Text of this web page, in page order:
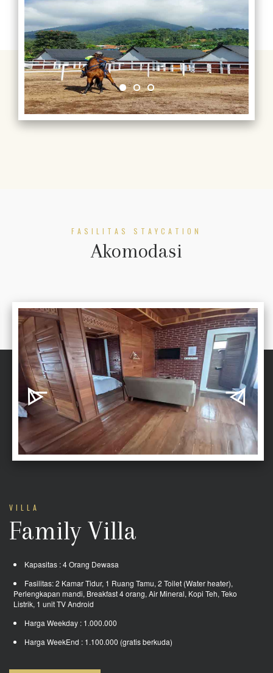
FASILITAS STAYCATION
Akomodasi
VILLA
Family Villa
Kapasitas : 4 Orang Dewasa
Fasilitas: 2 Kamar Tidur, 1 Ruang Tamu, 2 Toilet (Water heater),
Perlengkapan mandi, Breakfast 4 orang, Air Mineral, Kopi Teh, Teko
Listrik, 1 unit TV Android
Harga Weekday : 1.000.000
Harga WeekEnd : 1.100.000 (gratis berkuda)
details
remove remove
details